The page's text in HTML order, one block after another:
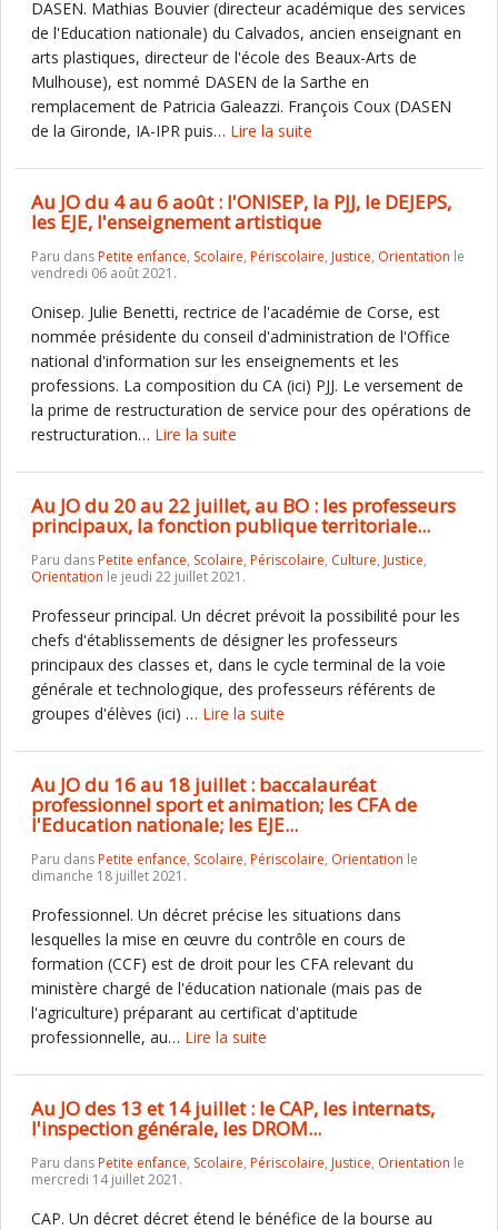
DASEN. Mathias Bouvier (directeur académique des services
de l'Education nationale) du Calvados, ancien enseignant en
arts plastiques, directeur de l'école des Beaux-Arts de
Mulhouse), est nommé DASEN de la Sarthe en
remplacement de Patricia Galeazzi. François Coux (DASEN
de la Gironde, IA-IPR puis… Lire la suite
Au JO du 4 au 6 août : l'ONISEP, la PJJ, le DEJEPS,
les EJE, l'enseignement artistique
Paru dansPetite enfance, Scolaire, Périscolaire, Justice, Orientation le
vendredi 06 août 2021.
Onisep. Julie Benetti, rectrice de l'académie de Corse, est
nommée présidente du conseil d'administration de l'Office
national d'information sur les enseignements et les
professions. La composition du CA (ici) PJJ. Le versement de
la prime de restructuration de service pour des opérations de
restructuration… Lire la suite
Au JO du 20 au 22 juillet, au BO : les professeurs
principaux, la fonction publique territoriale...
Paru dansPetite enfance, Scolaire, Périscolaire, Culture, Justice,
Orientation le jeudi 22 juillet 2021.
Professeur principal. Un décret prévoit la possibilité pour les
chefs d'établissements de désigner les professeurs
principaux des classes et, dans le cycle terminal de la voie
générale et technologique, des professeurs référents de
groupes d'élèves (ici) … Lire la suite
Au JO du 16 au 18 juillet : baccalauréat
professionnel sport et animation; les CFA de
l'Education nationale; les EJE...
Paru dansPetite enfance, Scolaire, Périscolaire, Orientation le
dimanche 18 juillet 2021.
Professionnel. Un décret précise les situations dans
lesquelles la mise en œuvre du contrôle en cours de
formation (CCF) est de droit pour les CFA relevant du
ministère chargé de l'éducation nationale (mais pas de
l'agriculture) préparant au certificat d'aptitude
professionnelle, au… Lire la suite
Au JO des 13 et 14 juillet : le CAP, les internats,
l'inspection générale, les DROM...
Paru dansPetite enfance, Scolaire, Périscolaire, Justice, Orientation le
mercredi 14 juillet 2021.
CAP. Un décret décret étend le bénéfice de la bourse au